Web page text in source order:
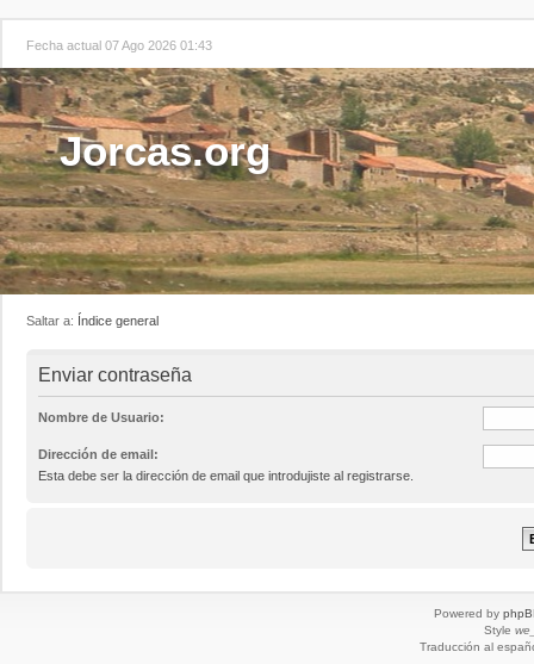
Fecha actual 07 Ago 2026 01:43
Jorcas.org
Saltar a: Índice general
Enviar contraseña
Nombre de Usuario:
Dirección de email:
Esta debe ser la dirección de email que introdujiste al registrarse.
Powered by
Style
Traducción al